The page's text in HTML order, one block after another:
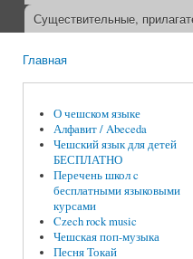
Существительные,
Главная
О чешском языке
Алфавит / Abeceda
Чешский язык для детей
БЕСПЛАТНО
Перечень школ c
бесплатными языковыми
курсами
Czech rock music
Чешская поп-музыка
Песня Токай